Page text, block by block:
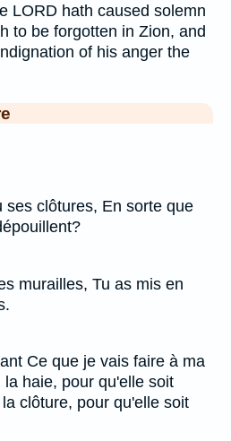
LORD hath caused solemn
to be forgotten in Zion, and
of his anger the
ses clôtures, En sorte que
murailles, Tu as mis en
Ce que je vais faire à ma
haie, pour qu'elle soit
clôture, pour qu'elle soit